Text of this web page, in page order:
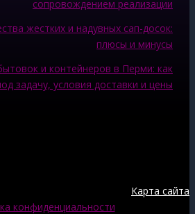
сопровождением реализации
жестких и надувных сап-досок:
плюсы и минусы
и контейнеров в Перми: как
задачу, условия доставки и цены
Карта сайта
конфиденциальности